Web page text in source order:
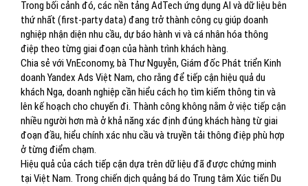
Trong bối cảnh đó, các nền tảng AdTech ứng dụng AI và dữ liệu bên
thứ nhất (first-party data) đang trở thành công cụ giúp doanh
nghiệp nhận diện nhu cầu, dự báo hành vi và cá nhân hóa thông
điệp theo từng giai đoạn của hành trình khách hàng.
Chia sẻ với VnEconomy, bà Thư Nguyễn, Giám đốc Phát triển Kinh
doanh Yandex Ads Việt Nam, cho rằng để tiếp cận hiệu quả du
khách Nga, doanh nghiệp cần hiểu cách họ tìm kiếm thông tin và
lên kế hoạch cho chuyến đi. Thành công không nằm ở việc tiếp cận
nhiều người hơn mà ở khả năng xác định đúng khách hàng từ giai
đoạn đầu, hiểu chính xác nhu cầu và truyền tải thông điệp phù hợp
ở từng điểm chạm.
Hiệu quả của cách tiếp cận dựa trên dữ liệu đã được chứng minh
tại Việt Nam. Trong chiến dịch quảng bá do Trung tâm Xúc tiến Du